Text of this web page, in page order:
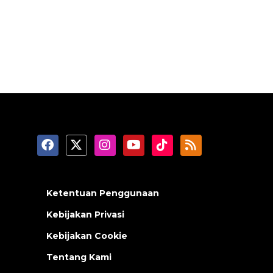
Ketentuan Penggunaan
Kebijakan Privasi
Kebijakan Cookie
Tentang Kami